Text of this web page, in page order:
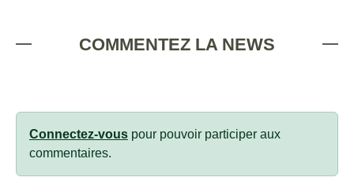
COMMENTEZ LA NEWS
Connectez-vous pour pouvoir participer aux
commentaires.